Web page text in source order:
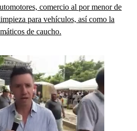
comercio al por menor de
para vehículos, así como la
de caucho.